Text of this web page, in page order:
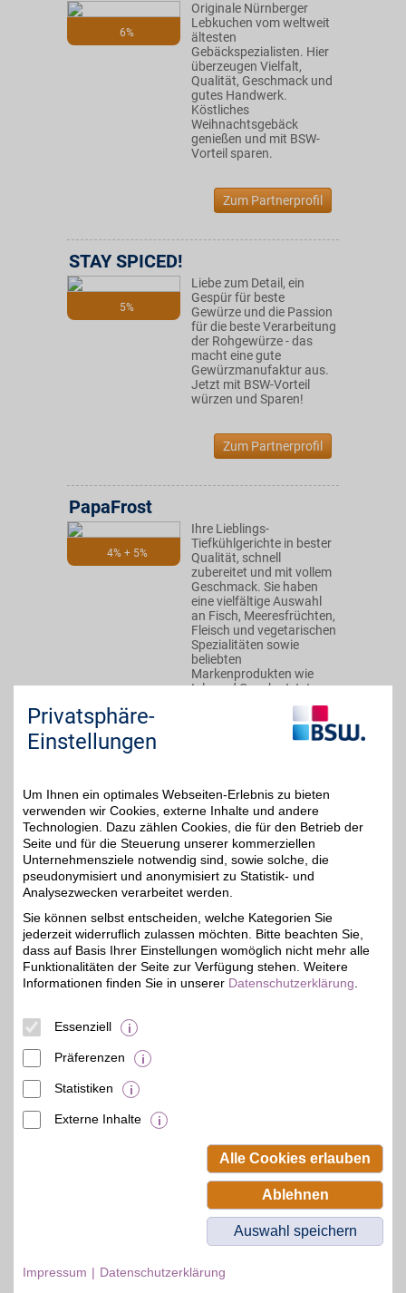
6%
Originale Nürnberger
Lebkuchen vom weltweit
ältesten
Gebäckspezialisten. Hier
überzeugen Vielfalt,
Qualität, Geschmack und
gutes Handwerk.
Köstliches
Weihnachtsgebäck
genießen und mit BSW-
Vorteil sparen.
Zum Partnerprofil
5%
STAY SPICED!
Liebe zum Detail, ein
Gespür für beste
Gewürze und die Passion
für die beste Verarbeitung
der Rohgewürze - das
macht eine gute
Gewürzmanufaktur aus.
Jetzt mit BSW-Vorteil
würzen und Sparen!
Zum Partnerprofil
4% + 5%
PapaFrost
Ihre Lieblings-
Tiefkühlgerichte in bester
Qualität, schnell
zubereitet und mit vollem
Geschmack. Sie haben
eine vielfältige Auswahl
an Fisch, Meeresfrüchten,
Fleisch und vegetarischen
Spezialitäten sowie
beliebten
Markenprodukten wie
Iglo und Gosch. Jetzt
Fratelli Carli
Italienischer Genuss mit
Tradition. Hochwertiges
Olivenöl und ausgewählte
mediterrane Aromen und
besondere
Geschmacksmomente
auf den Tisch. Sorgfältig
ausgewählte Zutaten und
langjährige Erfahrung
Beamten-Selbsthilfewerk GmbH.
Privatsphäre-
Einstellungen
Um Ihnen ein optimales Webseiten-Erlebnis zu bieten
verwenden wir Cookies, externe Inhalte und andere
Technologien. Dazu zählen Cookies, die für den Betrieb der
Seite und für die Steuerung unserer kommerziellen
Unternehmensziele notwendig sind, sowie solche, die
pseudonymisiert und anonymisiert zu Statistik- und
Analysezwecken verarbeitet werden.
Sie können selbst entscheiden, welche Kategorien Sie
jederzeit widerruflich zulassen möchten. Bitte beachten Sie,
dass auf Basis Ihrer Einstellungen womöglich nicht mehr alle
Funktionalitäten der Seite zur Verfügung stehen. Weitere
Informationen finden Sie in unserer Datenschutzerklärung
Essenziell
Präferenzen
Statistiken
Externe Inhalte
Alle Cookies erlauben
Ablehnen
Auswahl speichern
Impressum Datenschutzerklärung